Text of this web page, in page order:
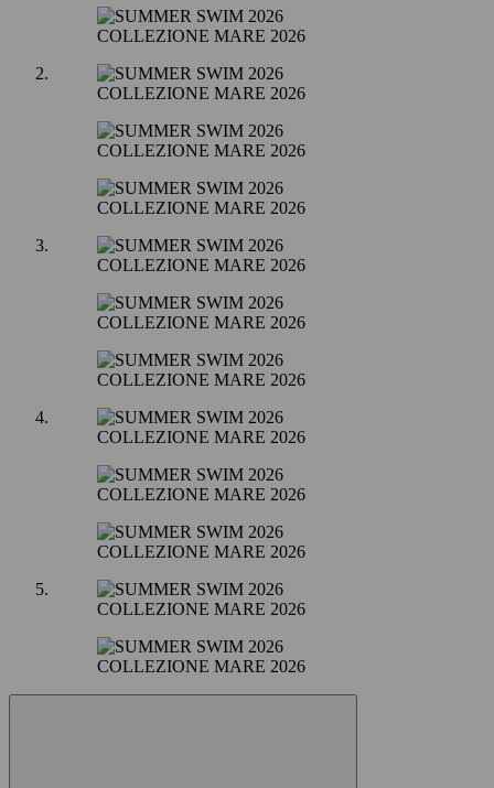
COLLEZIONE MARE 2026
COLLEZIONE MARE 2026
COLLEZIONE MARE 2026
COLLEZIONE MARE 2026
COLLEZIONE MARE 2026
COLLEZIONE MARE 2026
COLLEZIONE MARE 2026
COLLEZIONE MARE 2026
COLLEZIONE MARE 2026
COLLEZIONE MARE 2026
COLLEZIONE MARE 2026
COLLEZIONE MARE 2026